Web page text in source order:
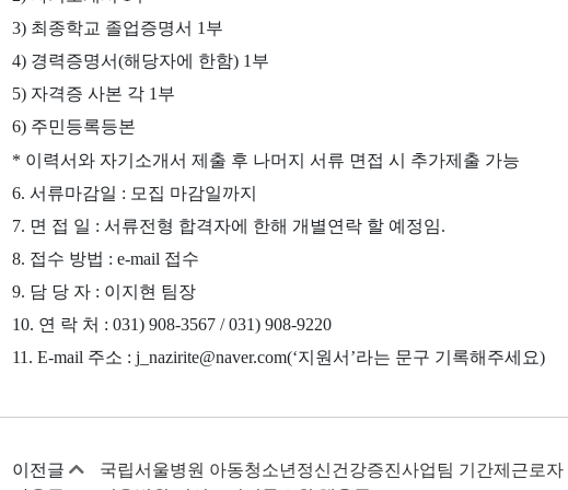
3) 최종학교 졸업증명서 1부
4) 경력증명서(해당자에 한함) 1부
5) 자격증 사본 각 1부
6) 주민등록등본
* 이력서와 자기소개서 제출 후 나머지 서류 면접 시 추가제출 가능
6. 서류마감일 : 모집 마감일까지
7. 면 접 일 : 서류전형 합격자에 한해 개별연락 할 예정임.
8. 접수 방법 : e-mail 접수
9. 담 당 자 : 이지현 팀장
10. 연 락 처 : 031) 908-3567 / 031) 908-9220
11. E-mail 주소 : j_nazirite@naver.com(‘지원서’라는 문구 기록해주세요)
이전글
국립서울병원 아동청소년정신건강증진사업팀 기간제근로자